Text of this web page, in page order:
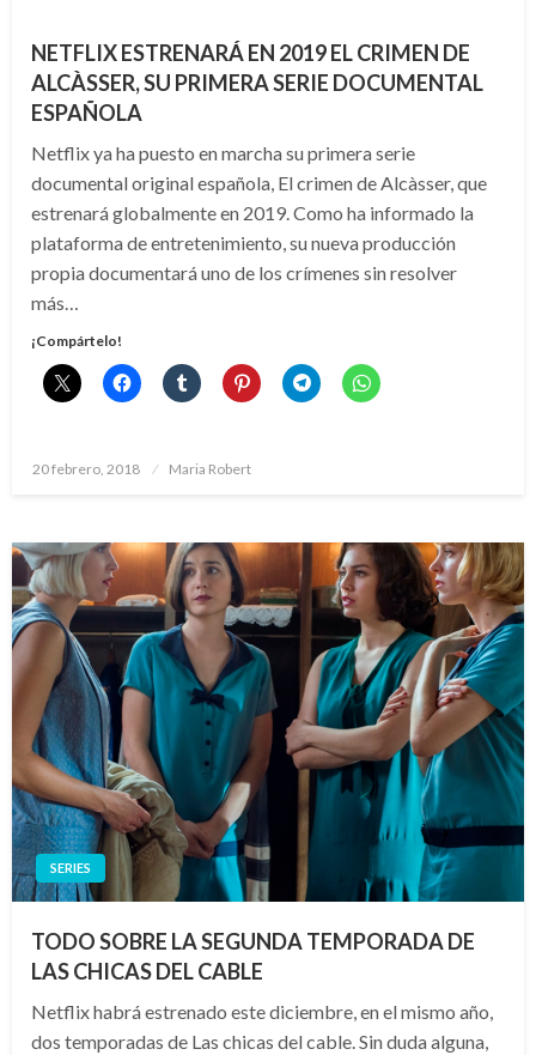
NETFLIX ESTRENARÁ EN 2019 EL CRIMEN DE
ALCÀSSER, SU PRIMERA SERIE DOCUMENTAL
ESPAÑOLA
Netflix ya ha puesto en marcha su primera serie
documental original española, El crimen de Alcàsser, que
estrenará globalmente en 2019. Como ha informado la
plataforma de entretenimiento, su nueva producción
propia documentará uno de los crímenes sin resolver
más…
¡Compártelo!
Publicado
20 febrero, 2018 Maria Robert
SERIES
TODO SOBRE LA SEGUNDA TEMPORADA DE
LAS CHICAS DEL CABLE
Netflix habrá estrenado este diciembre, en el mismo año,
dos temporadas de Las chicas del cable. Sin duda alguna,